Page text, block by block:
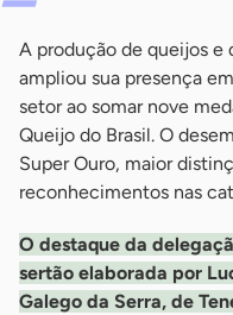
A produção de queijos e
ampliou sua presença
setor ao somar nove
Queijo do Brasil. O
Super Ouro, maior
reconhecimentos nas
O destaque da
sertão elaborada por
Galego da Serra, de